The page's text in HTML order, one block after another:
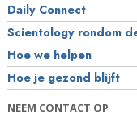
Daily Connect
Scientology rondom
Hoe we helpen
Hoe je gezond blijft
NEEM CONTACT OP